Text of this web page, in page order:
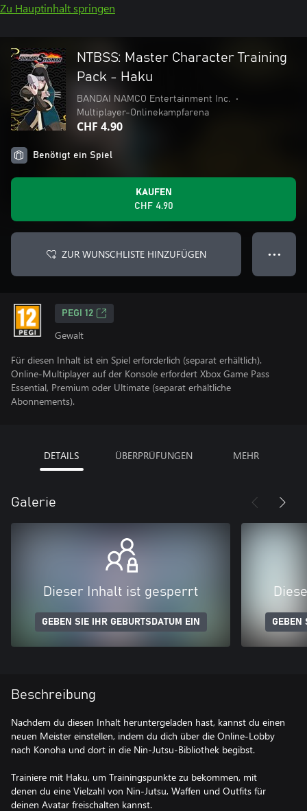
Zu Hauptinhalt springen
NTBSS: Master Character Training
Pack - Haku
BANDAI NAMCO Entertainment Inc.
•
Multiplayer-Onlinekampfarena
CHF 4.90
Benötigt ein Spiel
KAUFEN
CHF 4.90
ZUR WUNSCHLISTE HINZUFÜGEN ● ● ●
PEGI 12
Gewalt
Für diesen Inhalt ist ein Spiel erforderlich (separat erhältlich).
Online-Multiplayer auf der Konsole erfordert Xbox Game Pass
Essential, Premium oder Ultimate (separat erhältliche
Abonnements).
DETAILS ÜBERPRÜFUNGEN MEHR
Galerie
Dieser Inhalt ist gesperrt
GEBEN SIE IHR GEBURTSDATUM EIN GEBEN
Beschreibung
Nachdem du diesen Inhalt heruntergeladen hast, kannst du einen
neuen Meister einstellen, indem du dich über die Online-Lobby
nach Konoha und dort in die Nin-Jutsu-Bibliothek begibst.
Trainiere mit Haku, um Trainingspunkte zu bekommen, mit
denen du eine Vielzahl von Nin-Jutsu, Waffen und Outfits für
deinen Avatar freischalten kannst.